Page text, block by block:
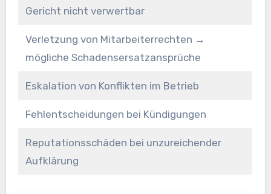
Gericht nicht verwertbar
Verletzung von Mitarbeiterrechten →
mögliche Schadensersatzansprüche
Eskalation von Konflikten im Betrieb
Fehlentscheidungen bei Kündigungen
Reputationsschäden bei unzureichender
Aufklärung